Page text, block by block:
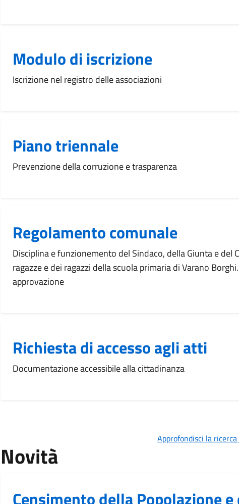
Modulo di iscrizione
Iscrizione nel registro delle associazioni
Piano triennale
Prevenzione della corruzione e trasparenza
Regolamento comunale
Disciplina e funzionemento del Sindaco, della Giunta e del
ragazze e dei ragazzi della scuola primaria di Varano
approvazione
Richiesta di accesso agli atti
Documentazione accessibile alla cittadinanza
Approfondisci la
Novità
Censimento della Popolazione